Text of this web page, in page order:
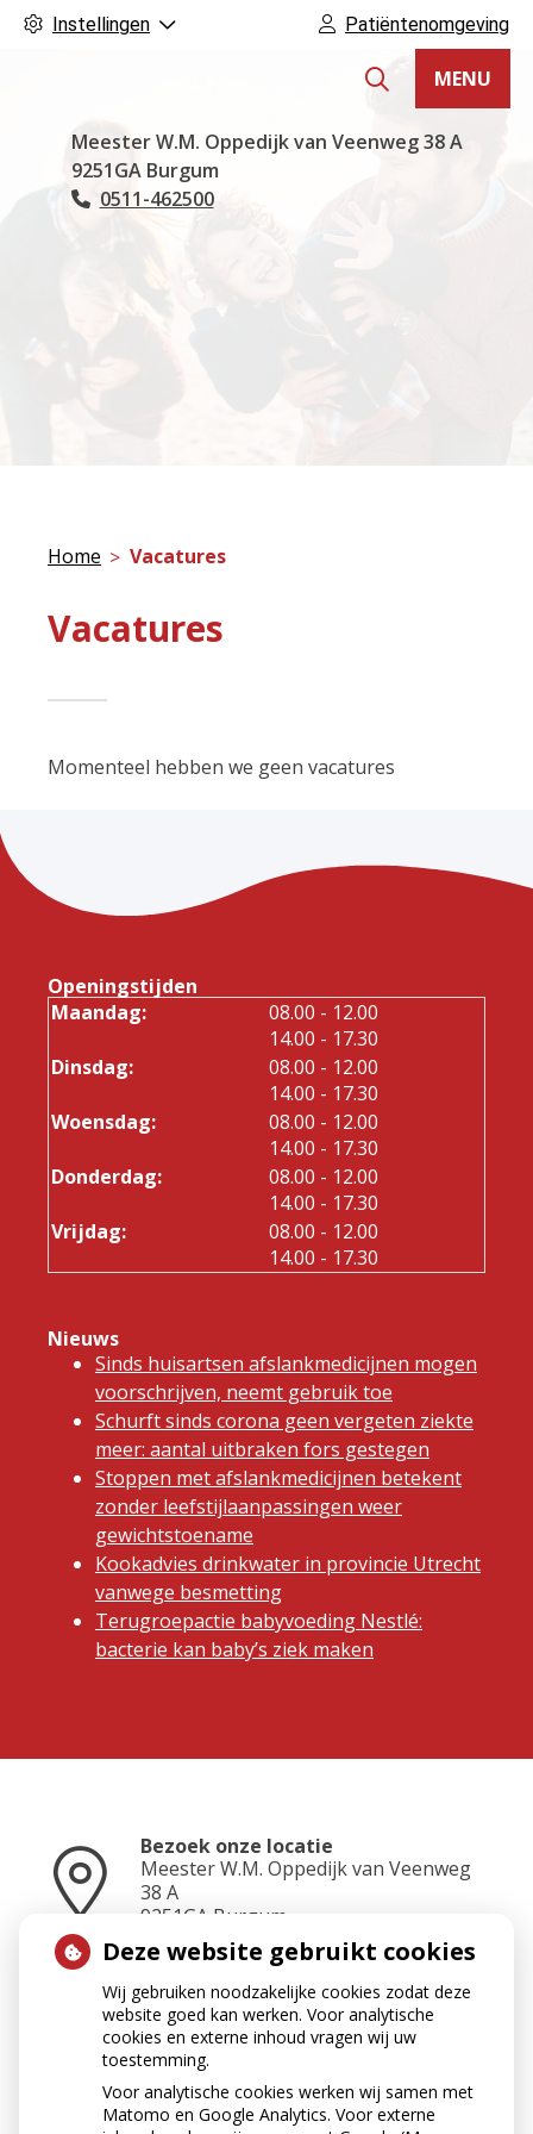
Instellingen Patiëntenomgeving
Hoofdmenu
MENU
Meester W.M. Oppedijk van Veenweg38 A
9251GA Burgum
Tel:
0511-462500
Home Vacatures
Vacatures
Momenteel hebben we geen vacatures
Openingstijden
Maandag:
08.00 tot
- 12.00
14.00 tot
- 17.30
Dinsdag:
08.00 tot
- 12.00
14.00 tot
- 17.30
Woensdag:
08.00 tot
- 12.00
14.00 tot
- 17.30
Donderdag:
08.00 tot
- 12.00
14.00 tot
- 17.30
Vrijdag:
08.00 tot
- 12.00
14.00 tot
- 17.30
Nieuws
Sinds huisartsen afslankmedicijnen mogen
voorschrijven, neemt gebruik toe
Schurft sinds corona geen vergeten ziekte
meer: aantal uitbraken fors gestegen
Stoppen met afslankmedicijnen betekent
zonder leefstijlaanpassingen weer
gewichtstoename
Kookadvies drinkwater in provincie Utrecht
vanwege besmetting
Terugroepactie babyvoeding Nestlé:
bacterie kan baby’s ziek maken
Bezoek onze locatie
Meester W.M. Oppedijk van Veenweg
38 A
9251GA Burgum
Neem contact op
0511-462500
Deze website gebruikt cookies
Wij gebruiken noodzakelijke cookies zodat deze
website goed kan werken. Voor analytische
cookies en externe inhoud vragen wij uw
toestemming.
Voor analytische cookies werken wij samen met
Matomo en Google Analytics. Voor externe